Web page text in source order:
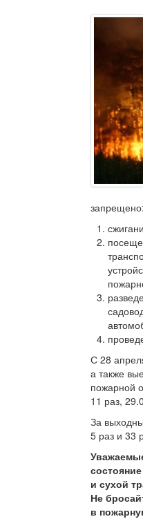
запрещено:
С 28
а также
пожарной
11 раз,
За
5 раз и 33
и сухой
Не
в